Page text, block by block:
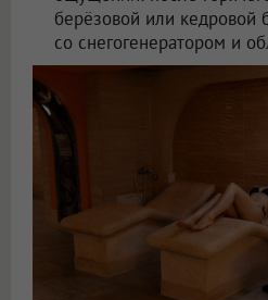
берёзовой или кедровой
со снегогенератором и